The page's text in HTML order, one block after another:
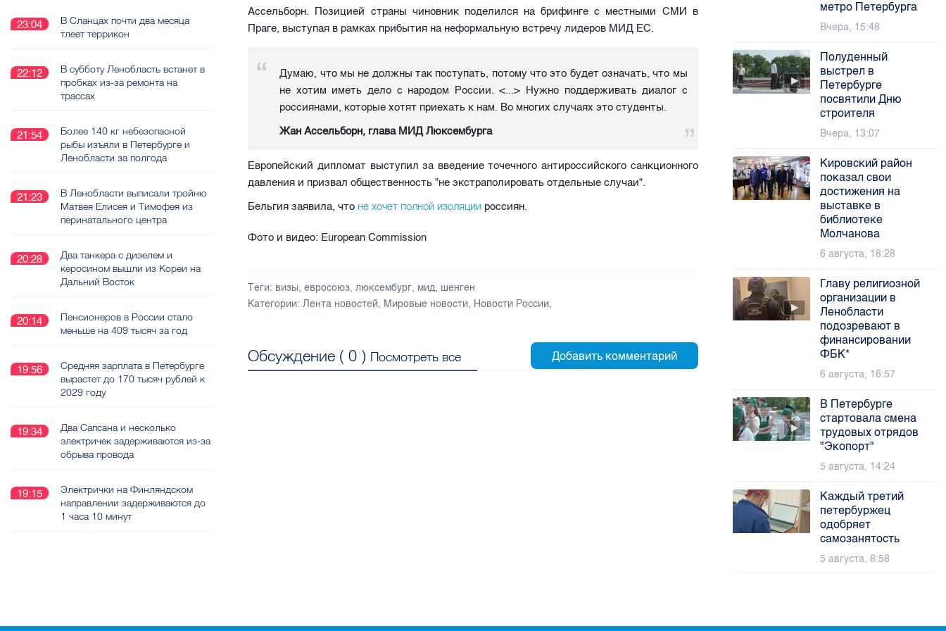
Ассельборн. Позицией страны чиновник поделился на брифинге с местными СМИ в
Праге, выступая в рамках прибытия на неформальную встречу лидеров МИД ЕС.
Думаю, что мы не должны так поступать, потому что это будет означать, что мы
не хотим иметь дело с народом России. <...> Нужно поддерживать диалог с
россиянами, которые хотят приехать к нам. Во многих случаях это студенты.
Жан Ассельборн, глава МИД Люксембурга
Европейский дипломат выступил за введение точечного антироссийского санкционного
давления и призвал общественность "не экстраполировать отдельные случаи".
Бельгия заявила, чтоне хочет полной изоляции россиян.
Фото и видео: European Commission
Теги: визы,евросоюз,люксембург, мид, шенген
Категории: Лента новостей, Мировые новости, Новости России,
Обсуждение (0 ) Посмотреть все
23:04
В Сланцах почти два месяца
тлеет террикон
22:12
В субботу Ленобласть встанет в
пробках из-за ремонта на
трассах
21:54
Более 140 кг небезопасной
рыбы изъяли в Петербурге и
Ленобласти за полгода
21:23
В Ленобласти выписали тройню
Матвея Елисея и Тимофея из
перинатального центра
20:28
Два танкера с дизелем и
керосином вышли из Кореи на
Дальний Восток
20:14
Пенсионеров в России стало
меньше на 409 тысяч за год
19:56
Средняя зарплата в Петербурге
вырастет до 170 тысяч рублей к
2029 году
19:34
Два Сапсана и несколько
электричек задерживаются из-за
обрыва провода
19:15
Электрички на Финляндском
направлении задерживаются до
1 часа 10 минут
метро Петербурга
Вчера, 15:48
Полуденный
выстрел в
Петербурге
посвятили Дню
строителя
Вчера, 13:07
Кировский район
показал свои
достижения на
выставке в
библиотеке
Молчанова
6 августа, 18:28
Главу религиозной
организации в
Ленобласти
подозревают в
финансировании
ФБК*
6 августа, 16:57
В Петербурге
стартовала смена
трудовых отрядов
"Экопорт"
5 августа, 14:24
Каждый третий
петербуржец
одобряет
самозанятость
5 августа, 8:58